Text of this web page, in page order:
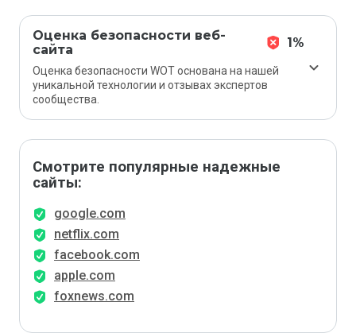
Оценка безопасности веб-
сайта
1%
Оценка безопасности WOT основана на нашей
уникальной технологии и отзывах экспертов
сообщества.
Смотрите популярные надежные
сайты:
google.com
netflix.com
facebook.com
apple.com
foxnews.com